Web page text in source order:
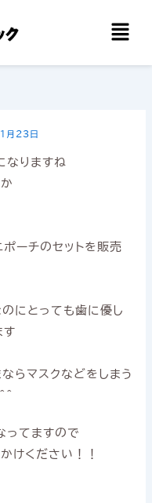
メ
ニ
月23日
なりますね
ポーチのセットを販売
のにとっても歯に優し
す
らマスクなどをしまう
ってますので
けください！！